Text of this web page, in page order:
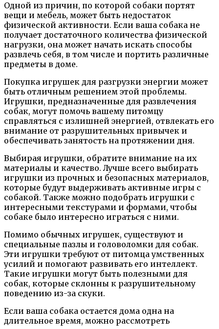
Одной из причин, по которой собаки портят
вещи и мебель, может быть недостаток
физической активности. Если ваша собака не
получает достаточного количества физической
нагрузки, она может начать искать способы
развлечь себя, в том числе и портить различные
предметы в доме.
Покупка игрушек для разгрузки энергии может
быть отличным решением этой проблемы.
Игрушки, предназначенные для развлечения
собак, могут помочь вашему питомцу
справляться с излишней энергией, отвлекать его
внимание от разрушительных привычек и
обеспечивать занятость на протяжении дня.
Выбирая игрушки, обратите внимание на их
материалы и качество. Лучше всего выбирать
игрушки из прочных и безопасных материалов,
которые будут выдерживать активные игры с
собакой. Также можно подобрать игрушки с
интересными текстурами и формами, чтобы
собаке было интересно играться с ними.
Помимо обычных игрушек, существуют и
специальные пазлы и головоломки для собак.
Эти игрушки требуют от питомца умственных
усилий и помогают развивать его интеллект.
Такие игрушки могут быть полезными для
собак, которые склонны к разрушительному
поведению из-за скуки.
Если ваша собака остается дома одна на
длительное время, можно рассмотреть